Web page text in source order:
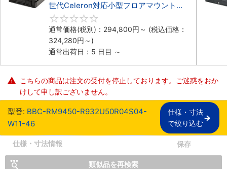
世代Celeron対応小型フロアマウント
3PCIe
通常価格(税別)： 294,800円 ～ (税込価格：
324,280円 ～)
通常出荷日：5 日目 ～
こちらの商品は注文の受付を停止しております。ご迷惑をおか
けして申し訳ございません。
型番: BBC-RM9450-R932U50R04S04-
W11-46
仕様・寸法
で絞り込む
仕様・寸法情報 保存
類似品を再検索